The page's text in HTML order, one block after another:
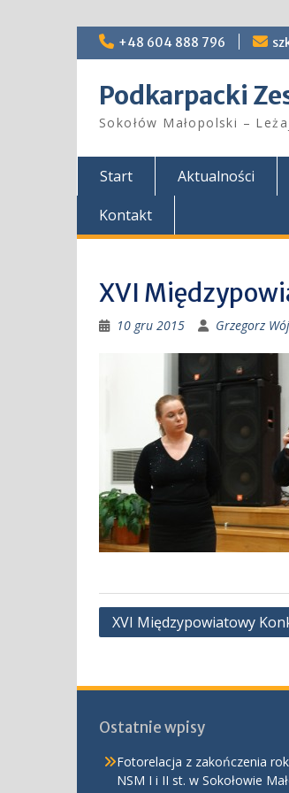
Skip
+48 604 888 796
Podkarpacki
Sokołów Małopolski –
Start Aktualności
Kontakt
XVI
10 gru 2015 Grzegorz
Nawigacja
XVI Międzypowiatowy
Ostatnie wpisy
Fotorelacja z zakończenia
NSM I i II st. w Sokołowie